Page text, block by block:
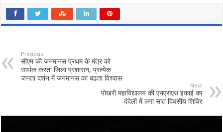
Previous
सीएम की जनमानस प्रथम के मंत्र को
सार्थक करता जिला प्रशासन, प्रत्येक
जनता दर्शन में जनमानस का बढता विश्वास
Next
पोखरी महाविद्यालय की एनएसएस इकाई का
दंदेली में लगा सात दिवसीय शिविर